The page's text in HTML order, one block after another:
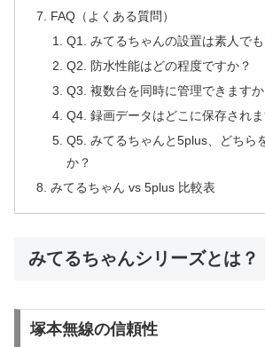
FAQ（よくある質問）
Q1. みてるちゃんの設置は素人で
Q2. 防水性能はどの程度ですか？
Q3. 複数台を同時に管理できますか
Q4. 録画データはどこに保存されま
Q5. みてるちゃんと5plus、どちら
か？
みてるちゃん vs 5plus 比較表
みてるちゃんシリーズとは？
塚本無線の信頼性